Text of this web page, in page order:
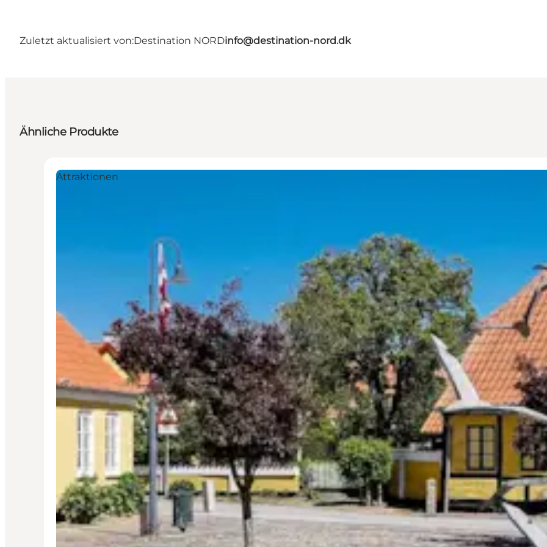
Zuletzt aktualisiert von:Destination NORDinfo@destination-nord.dk
Ähnliche Produkte
Attraktionen